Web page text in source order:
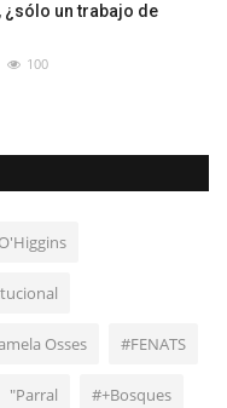
¿sólo un trabajo de
100
Osses #FENATS
"Parral #+Bosques